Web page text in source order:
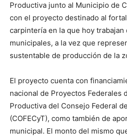
Productiva junto al Municipio de
con el proyecto destinado al
carpintería en la que hoy
municipales, a la vez que
sustentable de producción de la
El proyecto cuenta con
nacional de Proyectos Federales
Productiva del Consejo Federal
(COFECyT), como también de
municipal. El monto del mismo